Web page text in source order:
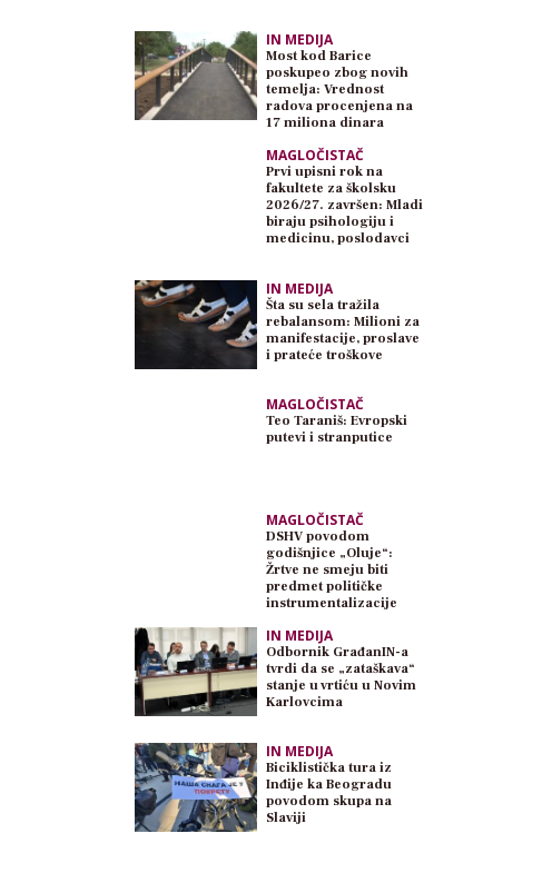
IN MEDIJA
Most kod Barice
poskupeo zbog novih
temelja: Vrednost
radova procenjena na
17 miliona dinara
MAGLOČISTAČ
Prvi upisni rok na
fakultete za školsku
2026/27. završen: Mladi
biraju psihologiju i
medicinu, poslodavci
IN MEDIJA
Šta su sela tražila
rebalansom: Milioni za
manifestacije, proslave
i prateće troškove
MAGLOČISTAČ
Teo Taraniš: Evropski
putevi i stranputice
MAGLOČISTAČ
DSHV povodom
godišnjice „Oluje“:
Žrtve ne smeju biti
predmet političke
instrumentalizacije
IN MEDIJA
Odbornik GrađanIN-a
tvrdi da se „zataškava“
stanje u vrtiću u Novim
Karlovcima
IN MEDIJA
Biciklistička tura iz
Inđije ka Beogradu
povodom skupa na
Slaviji